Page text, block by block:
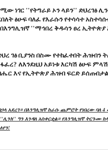
ነገር ''የትግራይ ኦን ላይን'' ድህረገፅ
ፅሁፍ ባለፈ የእራሱን የተሳሳተ
''ማኅበረ ቅዱሳን ፀረ ኢትዮጵያ
ገፅ ቢያንስ በስሙ የተከፈተበት ሕዝብን
ለእንደዚህ አይነቱ እርካሽ ፅሁፍ
እና የኢትዮጵያ ሕዝብ ፍርድ
አደረገ። በእንግሊዝኛ ከራሱ ጨምሮት የነበረው ባለ
ግን እንዳለ አስቀርቷል። የእንግሊዝኛ ትርጉሙ